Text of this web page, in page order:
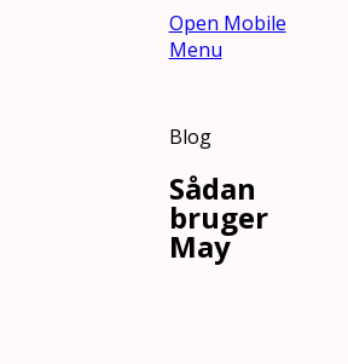
Open Mobile
Menu
Blog
Sådan
bruger
May